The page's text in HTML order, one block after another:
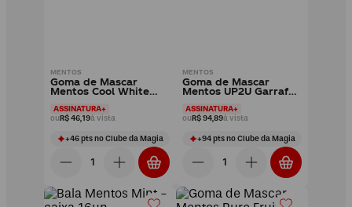
MENTOS
Goma de Mascar
Mentos Cool White
15un
ASSINATURA+
ouR$ 46,19à vista
+46ptsno Clube da Magia
MENTOS
Goma de Mascar
Mentos UP2U Garrafa
6un
ASSINATURA+
ouR$ 94,89à vista
+94ptsno Clube da Magia